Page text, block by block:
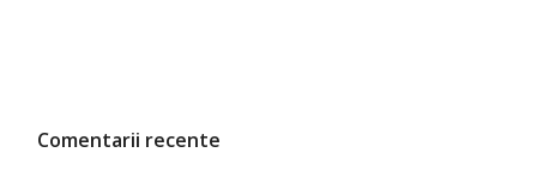
Comentarii recente